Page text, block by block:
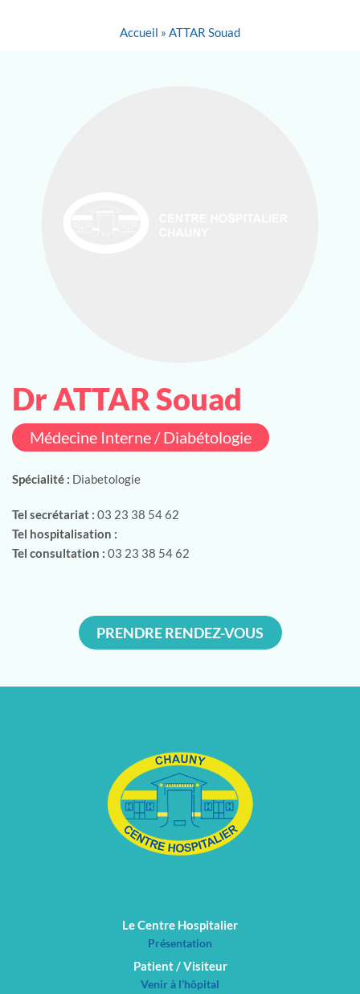
Accueil » ATTAR Souad
Dr ATTAR Souad
Médecine Interne / Diabétologie
Spécialité : Diabetologie
Tel secrétariat : 03 23 38 54 62
Tel hospitalisation :
Tel consultation : 03 23 38 54 62
PRENDRE RENDEZ-VOUS
Le Centre Hospitalier
Présentation
Patient / Visiteur
Venir à l’hôpital